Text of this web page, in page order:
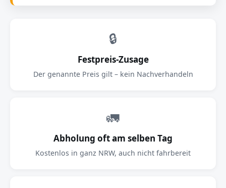
🔒
Festpreis-Zusage
Der genannte Preis gilt – kein Nachverhandeln
🚛
Abholung oft am selben Tag
Kostenlos in ganz NRW, auch nicht fahrbereit